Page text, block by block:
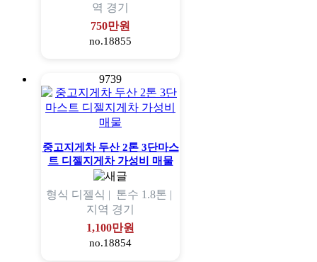
역 경기
750만원
no.18855
9739
중고지게차 두산 2톤 3단마스
트 디젤지게차 가성비 매물
형식 디젤식 | 톤수 1.8톤 |
지역 경기
1,100만원
no.18854